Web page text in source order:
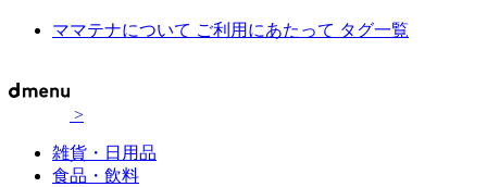
ママテナについて ご利用にあたって タグ一覧
>
雑貨・日用品
食品・飲料